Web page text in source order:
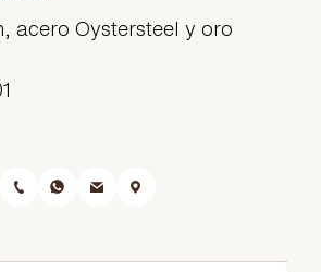
acero Oystersteel y oro